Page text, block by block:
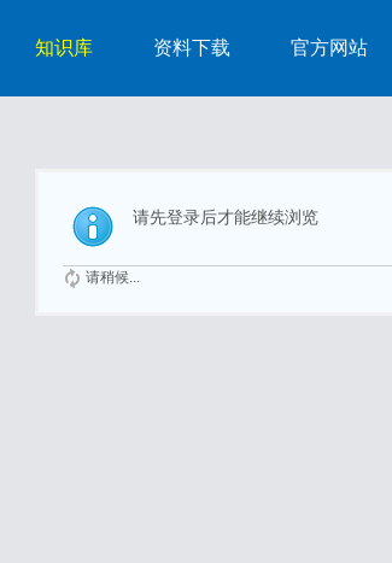
知识库 资料下载 官方网站
请先登录后才能继续浏览
请稍候...